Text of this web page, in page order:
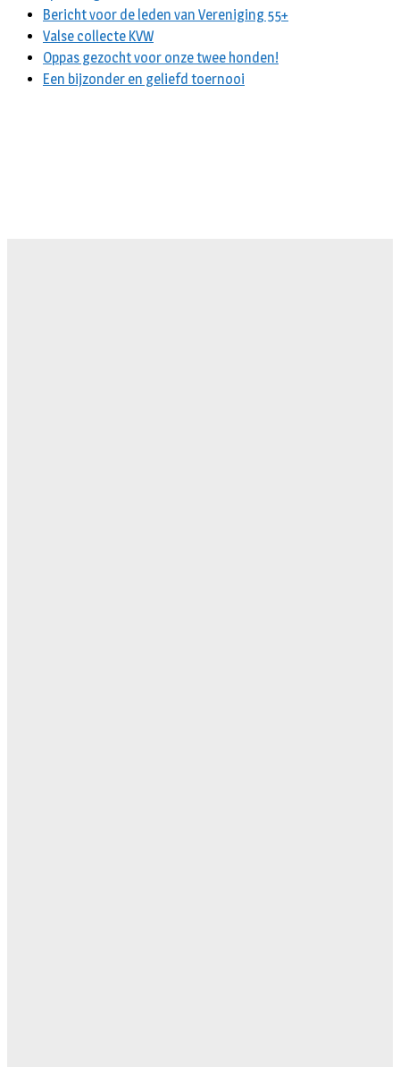
Bericht voor de leden van Vereniging 55+
Valse collecte KVW
Oppas gezocht voor onze twee honden!
Een bijzonder en geliefd toernooi